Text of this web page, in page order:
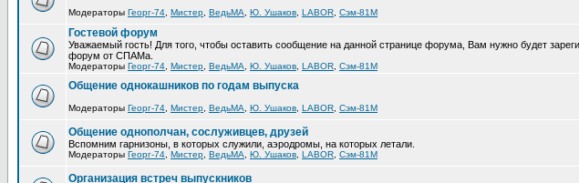
Модераторы Георг-74 Мистер ВедьМА Ю. Ушаков LABOR Сэм-81М
Гостевой форум
Уважаемый гость! Для того, чтобы оставить сообщение на данной странице форума, Вам нужно будет
форум от СПАМа.
Модераторы Георг-74 Мистер ВедьМА Ю. Ушаков LABOR Сэм-81М
Общение однокашников по годам выпуска
Модераторы Георг-74 Мистер ВедьМА Ю. Ушаков LABOR Сэм-81М
Общение однополчан, сослуживцев, друзей
Вспомним гарнизоны, в которых служили, аэродромы, на которых летали.
Модераторы Георг-74 Мистер ВедьМА Ю. Ушаков LABOR Сэм-81М
Организация встреч выпускников